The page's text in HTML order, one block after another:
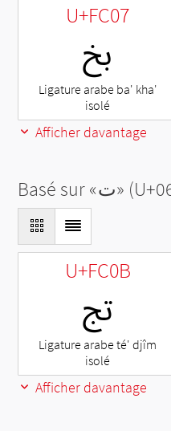
U+FC07
ﰇ
Ligature arabe ba' kha'
isolé
Afficher davantage
Basé sur «ت»
U+FC0B
ﰋ
Ligature arabe té' djîm
isolé
Afficher davantage